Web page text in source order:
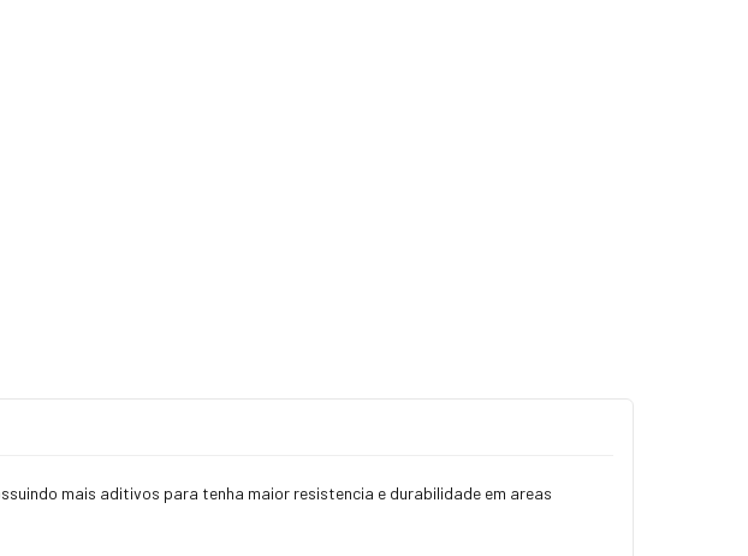
mais aditivos para tenha maior resistencia e durabilidade em areas